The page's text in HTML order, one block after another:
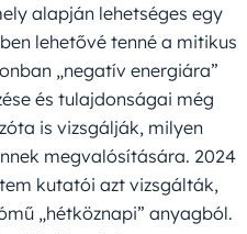
alapján lehetséges egy
lehetővé tenné a mitikus
„negatív energiára”
és tulajdonságai még
is vizsgálják, milyen
megvalósítására. 2024
kutatói azt vizsgálták,
„hétköznapi” anyagból.